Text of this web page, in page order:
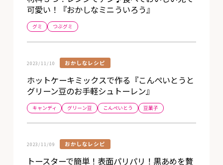
可愛い！『おかしなミニういろう』
グミ つぶグミ
2023/11/10 おかしなレシピ
ホットケーキミックスで作る『こんぺいとうと
グリーン豆のお手軽シュトーレン』
キャンディ グリーン豆 こんぺいとう 豆菓子
2023/11/09 おかしなレシピ
トースターで簡単！表面パリパリ！黒あめを贅